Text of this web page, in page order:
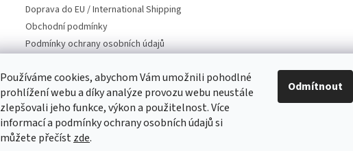
Používáme cookies, abychom Vám umožnili pohodlné
prohlížení webu a díky analýze provozu webu neustále
zlepšovali jeho funkce, výkon a použitelnost. Více
informací a podmínky ochrany osobních údajů si
můžete přečístzde.
Odmítnout
Doprava do EU / International Shipping
Obchodní podmínky
Podmínky ochrany osobních údajů
EN-filmy.cz CD-Soundtrack.cz